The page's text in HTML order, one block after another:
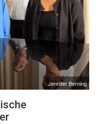
Jennifer Berning